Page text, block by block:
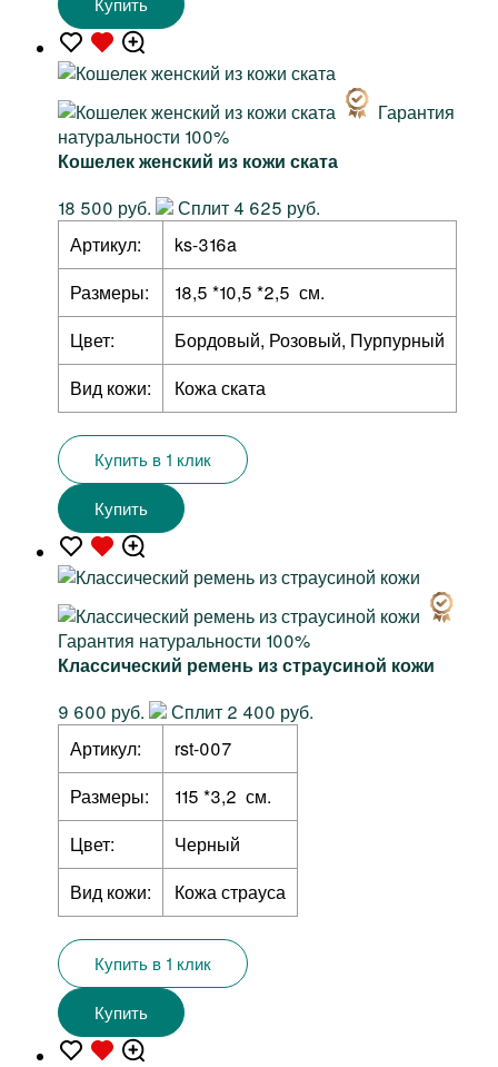
Гарантия
натуральности 100%
Кошелек женский из кожи ската
18 500 руб.
Сплит 4 625 руб.
Артикул:
ks-316a
Размеры:
18,5 *10,5 *2,5 см.
Цвет:
Бордовый, Розовый, Пурпурный
Вид кожи:
Кожа ската
Купить в 1 клик
Купить
Гарантия натуральности 100%
Классический ремень из страусиной кожи
9 600 руб.
Сплит 2 400 руб.
Артикул:
rst-007
Размеры:
115 *3,2 см.
Цвет:
Черный
Вид кожи:
Кожа страуса
Купить в 1 клик
Купить